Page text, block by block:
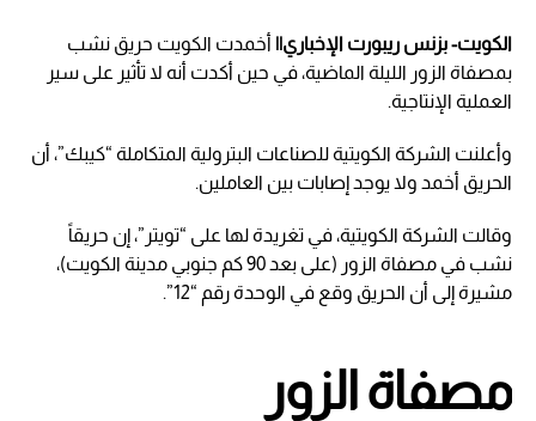
الكويت- بزنس ريبورت الإخباري|| أخمدت الكويت حريق نشب
بمصفاة الزور الليلة الماضية، في حين أكدت أنه لا تأثير على سير
العملية الإنتاجية.
وأعلنت الشركة الكويتية للصناعات البترولية المتكاملة “كيبك”، أن
الحريق أخمد ولا يوجد إصابات بين العاملين.
وقالت الشركة الكويتية، في تغريدة لها على “تويتر”، إن حريقاً
نشب في مصفاة الزور (على بعد 90 كم جنوبي مدينة الكويت)،
مشيرة إلى أن الحريق وقع في الوحدة رقم “12”.
مصفاة الزور